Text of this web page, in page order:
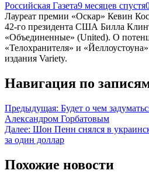
Российская Газета9 месяцев спустя
Лауреат премии «Оскар» Кевин
42-го президента США Билла
«Объединенные» (United). О
«Телохранителя» и
издания Variety.
Навигация по
Предыдущая: Будет о чем
Александром Горбатовым
Далее: Шон Пенн снялся в
за один доллар
Похожие новости